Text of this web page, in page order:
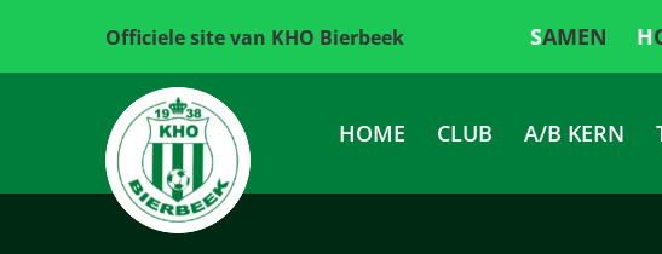
Officiele site van KHO Bierbeek SAMEN
HOME CLUB A/B KERN